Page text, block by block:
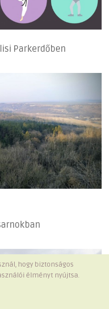
Parkerdőben
hogy biztonságos
élményt nyújtsa.